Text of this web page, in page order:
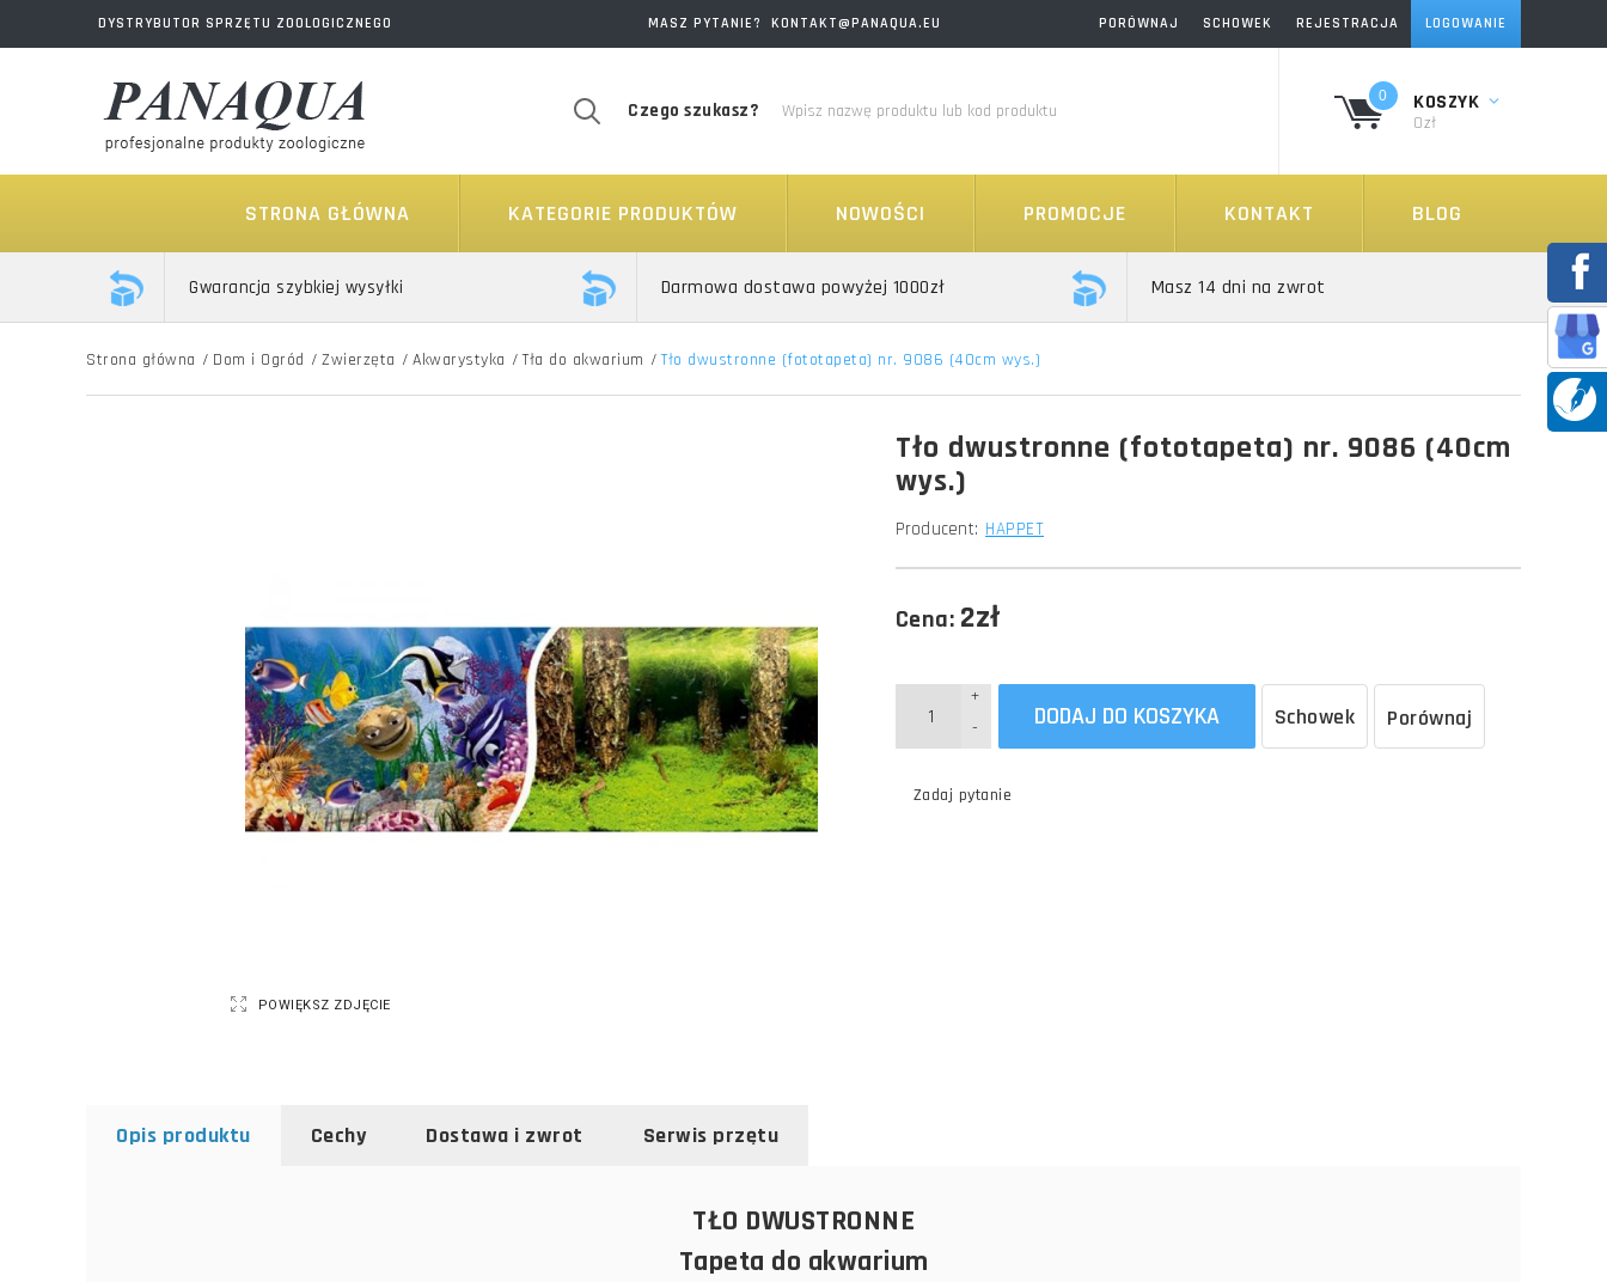
REJESTRACJA LOGOWANIE
SCHOWEK
PORÓWNAJ
DYSTRYBUTOR SPRZĘTU ZOOLOGICZNEGO MASZ PYTANIE? KONTAKT@PANAQUA.EU
0 KOSZYK
0zł
Czego szukasz?
STRONA GŁÓWNA KATEGORIE PRODUKTÓW NOWOŚCI PROMOCJE KONTAKT BLOG
Gwarancja szybkiej wysyłki Darmowa dostawa powyżej 1000zł Masz 14 dni na zwrot
Strona główna / Dom i Ogród / Zwierzęta / Akwarystyka / Tła do akwarium / Tło dwustronne (fototapeta) nr. 9086 (40cm wys.)
POWIĘKSZ ZDJĘCIE
Tło dwustronne (fototapeta) nr. 9086 (40cm
wys.)
Producent: HAPPET
Cena: 2zł
-
+
DODAJ DO KOSZYKA Schowek Porównaj
Zadaj pytanie
Opis produktu Cechy Dostawa i zwrot Serwis przętu
TŁO DWUSTRONNE
Tapeta do akwarium